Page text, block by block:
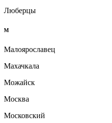
Люберцы
М
Малоярославец
Махачкала
Можайск
Москва
Московский